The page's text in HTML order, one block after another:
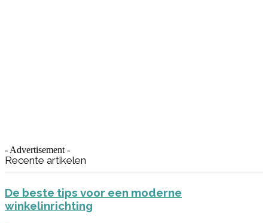
- Advertisement -
Recente artikelen
De beste tips voor een moderne
winkelinrichting